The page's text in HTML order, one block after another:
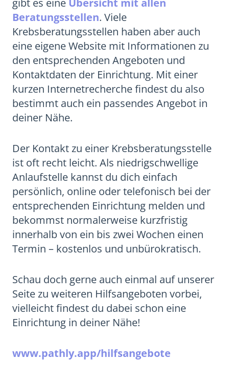
gibt es eine Übersicht mit allen
Beratungsstellen. Viele
Krebsberatungsstellen haben aber auch
eine eigene Website mit Informationen zu
den entsprechenden Angeboten und
Kontaktdaten der Einrichtung. Mit einer
kurzen Internetrecherche findest du also
bestimmt auch ein passendes Angebot in
deiner Nähe.
Der Kontakt zu einer Krebsberatungsstelle
ist oft recht leicht. Als niedrigschwellige
Anlaufstelle kannst du dich einfach
persönlich, online oder telefonisch bei der
entsprechenden Einrichtung melden und
bekommst normalerweise kurzfristig
innerhalb von ein bis zwei Wochen einen
Termin – kostenlos und unbürokratisch.
Schau doch gerne auch einmal auf unserer
Seite zu weiteren Hilfsangeboten vorbei,
vielleicht findest du dabei schon eine
Einrichtung in deiner Nähe!
www.pathly.app/hilfsangebote